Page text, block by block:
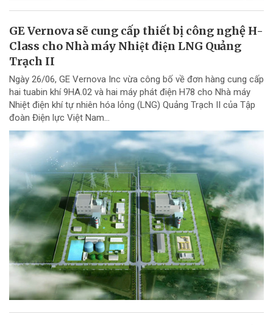
GE Vernova sẽ cung cấp thiết bị công nghệ H-
Class cho Nhà máy Nhiệt điện LNG Quảng
Trạch II
Ngày 26/06, GE Vernova Inc vừa công bố về đơn hàng cung cấp
hai tuabin khí 9HA.02 và hai máy phát điện H78 cho Nhà máy
Nhiệt điện khí tự nhiên hóa lỏng (LNG) Quảng Trạch II của Tập
đoàn Điện lực Việt Nam...